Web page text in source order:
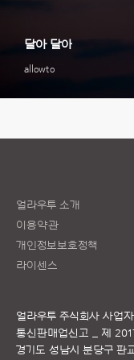
allowto
달아 달아
얼라우투 소개
이용약관
개인정보보호정책
라이센스
얼라우투 주식회사 사업
통신판매업신고 _ 제
경기도 성남시 분당구 판